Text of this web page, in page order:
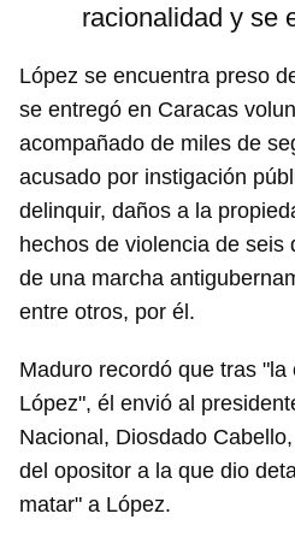
racionalidad y se
López se encuentra preso
se entregó en Caracas
acompañado de miles de
acusado por instigación
delinquir, daños a la
hechos de violencia de seis
de una marcha
entre otros, por él.
Maduro recordó que tras
López", él envió al
Nacional, Diosdado
del opositor a la que dio
matar" a López.